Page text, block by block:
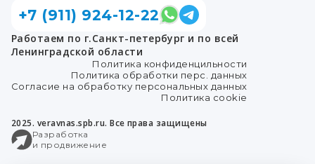
+7 (911) 924-12-22
Работаем по г.Санкт-петербург и по всей
Ленинградской области
Политика конфиденцильности
Политика обработки перс. данных
Согласие на обработку персональных данных
Политика cookie
2025. veravnas.spb.ru. Все права защищены
Разработка
и продвижение